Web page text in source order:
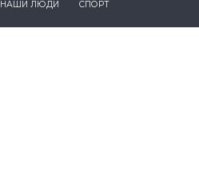
НАШИ ЛЮДИ СПОРТ